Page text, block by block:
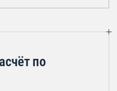
по